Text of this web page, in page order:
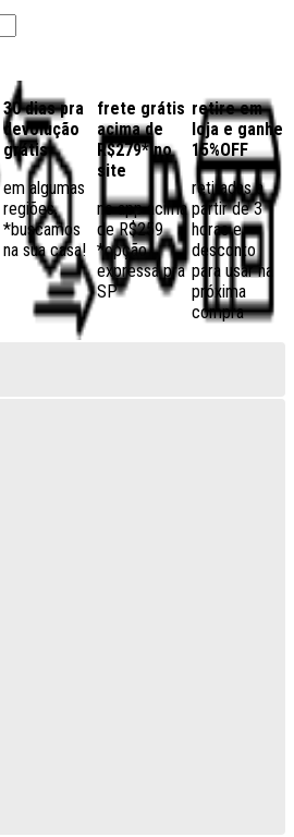
30 dias pra
devolução
grátis
em algumas
regiões,
*buscamos
na sua casa!
frete grátis
acima de
R$279* no
site
no app acima
de R$259
*opção
expressa pra
SP
retire em
loja e ganhe
15%OFF
retiradas a
partir de 3
horas e
desconto
para usar na
próxima
compra